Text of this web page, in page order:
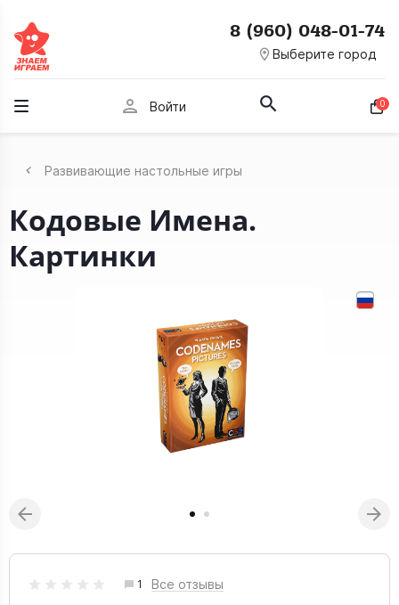
room Выберите город
8 (960) 048-01-74
person Войти 0
Развивающие настольные игры
Кодовые Имена.
Картинки
1 Все отзывы